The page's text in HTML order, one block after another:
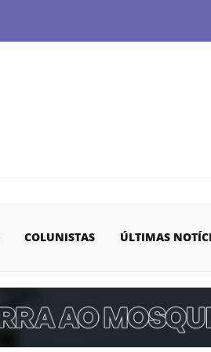
COLUNISTAS ÚLTIMAS